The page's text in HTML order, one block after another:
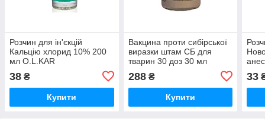
Розчин для ін'єкцій
Кальцію хлорид 10% 200
мл O.L.KAR
38 ₴
Купити
Вакцина проти сибірської
виразки штам СБ для
тварин 30 доз 30 мл
288₴
Купити
33